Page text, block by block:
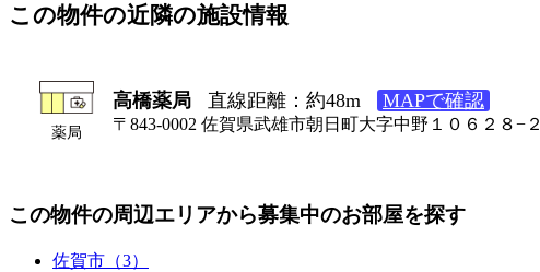
この物件の近隣の施設情報
薬局
高橋薬局 直線距離：約48m MAPで確認
〒843-0002 佐賀県武雄市朝日町大字中野１０６２８−２
この物件の周辺エリアから募集中のお部屋を探す
佐賀市（3）